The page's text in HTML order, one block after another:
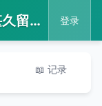
📖 孟时言苏陌哪有深情堪久留小说在线免费阅读无广告 登录
📖 记录